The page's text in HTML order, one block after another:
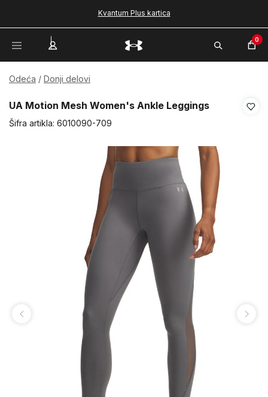
Kvantum Plus kartica
0
Odeća Donji delovi
UA Motion Mesh Women's Ankle Leggings
Šifra artikla: 6010090-709